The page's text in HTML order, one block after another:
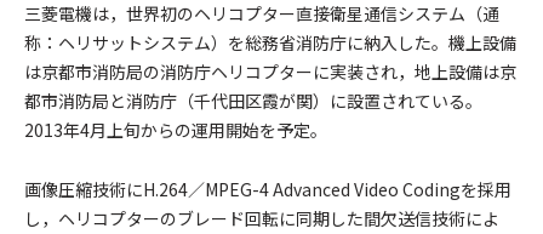
三菱電機は，世界初のヘリコプター直接衛星通信システム（通
称：ヘリサットシステム）を総務省消防庁に納入した。機上設備
は京都市消防局の消防庁ヘリコプターに実装され，地上設備は京
都市消防局と消防庁（千代田区霞が関）に設置されている。
2013年4月上旬からの運用開始を予定。
画像圧縮技術にH.264／MPEG-4 Advanced Video Codingを採用
し，ヘリコプターのブレード回転に同期した間欠送信技術によ